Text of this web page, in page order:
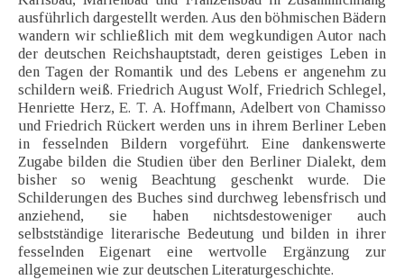
ausführlich dargestellt werden. Aus den böhmischen Bädern
wandern wir schließlich mit dem wegkundigen Autor nach
der deutschen Reichshauptstadt, deren geistiges Leben in
den Tagen der Romantik und des Lebens er angenehm zu
schildern weiß. Friedrich August Wolf, Friedrich Schlegel,
Henriette Herz, E. T. A. Hoffmann, Adelbert von Chamisso
und Friedrich Rückert werden uns in ihrem Berliner Leben
in fesselnden Bildern vorgeführt. Eine dankenswerte
Zugabe bilden die Studien über den Berliner Dialekt, dem
bisher so wenig Beachtung geschenkt wurde. Die
Schilderungen des Buches sind durchweg lebensfrisch und
anziehend, sie haben nichtsdestoweniger auch
selbstständige literarische Bedeutung und bilden in ihrer
fesselnden Eigenart eine wertvolle Ergänzung zur
allgemeinen wie zur deutschen Literaturgeschichte.